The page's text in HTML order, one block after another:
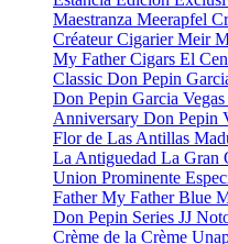
Maestranza Meerapfel
Créateur Cigarier Meir
My Father Cigars El
Classic Don Pepin
Don Pepin Garcia Vegas
Anniversary Don Pepin
Flor de Las Antillas
La Antiguedad La Gran
Union Prominente
FatherMy Father Blue
Don Pepin Series JJ
Crème de la Crème